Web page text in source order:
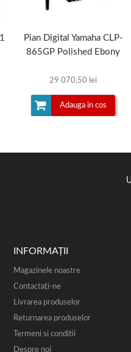
Pian Digital Yamaha CLP-
865GP Polished Ebony
29 070,50 lei
Adauga in cos
INFORMAŢII
Magazinele noastre
Contactați-ne
Livrarea produselor
Returnarea produselor
Termeni si conditii
Despre noi